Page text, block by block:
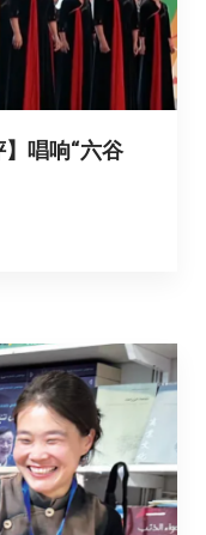
唱响“六谷